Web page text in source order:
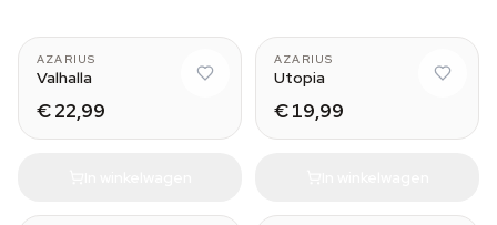
AZARIUS
Valhalla
€ 22,99
AZARIUS
Utopia
€ 19,99